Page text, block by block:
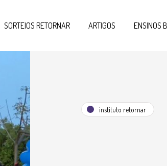
SORTEIOS RETORNAR ARTIGOS ENSINOS
instituto retornar